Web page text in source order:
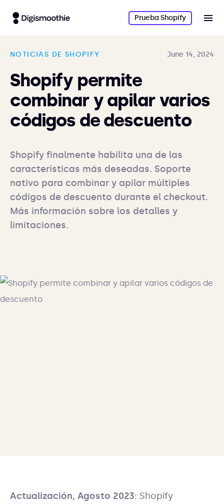
Prueba Shopify
NOTICIAS DE SHOPIFY June 14, 2024
Shopify permite
combinar y apilar varios
códigos de descuento
Shopify finalmente habilita una de las
características más deseadas. Soporte
nativo para combinar y apilar múltiples
códigos de descuento durante el checkout.
Más información sobre los detalles y
limitaciones.
Actualización, Agosto 2023: Shopify